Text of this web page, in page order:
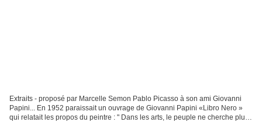
Extraits - proposé par Marcelle Semon Pablo Picasso à son ami Giovanni
Papini... En 1952 paraissait un ouvrage de Giovanni Papini «Libro Nero »
qui relatait les propos du peintre : " Dans les arts, le peuple ne cherche plus